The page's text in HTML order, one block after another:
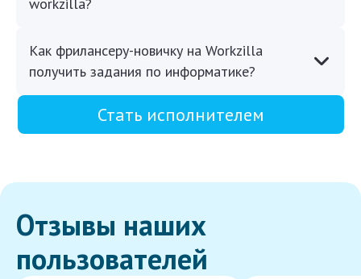
workzilla?
Как фрилансеру-новичку на Workzilla
получить задания по информатике?
Стать исполнителем
Отзывы наших
пользователей